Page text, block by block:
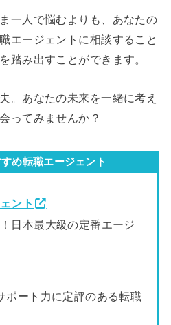
一人で悩むよりも、あなたの
エージェントに相談すること
踏み出すことができます。
。あなたの未来を一緒に考え
ってみませんか？
め転職エージェント
ント
日本最大級の定番エージ
ポート力に定評のある転職